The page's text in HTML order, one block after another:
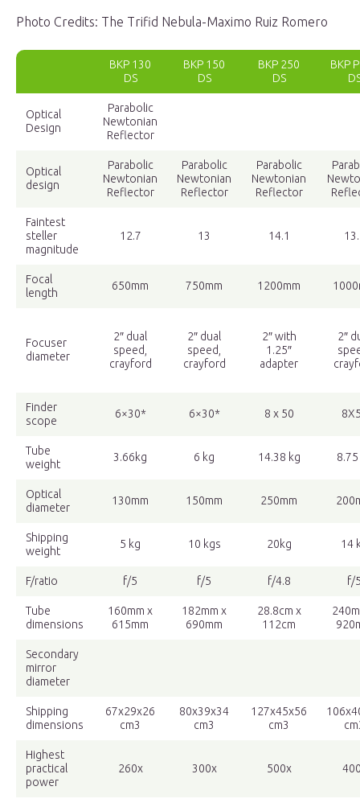
Photo Credits: The Trifid Nebula-Maximo Ruiz Romero
BKP 130
DS
BKP 150
DS
BKP 250
DS
BKP
Optical
Design
Parabolic
Newtonian
Reflector
Optical
design
Parabolic
Newtonian
Reflector
Parabolic
Newtonian
Reflector
Parabolic
Newtonian
Reflector
Faintest
steller
magnitude
12.7 13 14.1
Focal
length
650mm 750mm 1200mm
Focuser
diameter
2″ dual
speed,
crayford
2″ dual
speed,
crayford
2″ with
1.25″
adapter
2″
Finder
scope
6×30* 6×30* 8 x 50
Tube
weight
3.66kg 6 kg 14.38 kg
Optical
diameter
130mm 150mm 250mm
Shipping
weight
5 kg 10 kgs 20kg 14
F/ratio f/5 f/5 f/4.8 f/
Tube
dimensions
160mm x
615mm
182mm x
690mm
28.8cm x
112cm
Secondary
mirror
diameter
Shipping
dimensions
67x29x26
cm3
80x39x34
cm3
127x45x56
cm3
Highest
practical
power
260x 300x 500x